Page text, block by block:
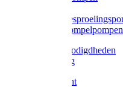
Gardena
Gardena dompelpompen
Tyleen benodigdheden
Tyleenslang
Lange bocht